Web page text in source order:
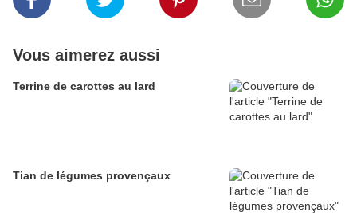
Vous aimerez aussi
Terrine de carottes au lard
Tian de légumes provençaux